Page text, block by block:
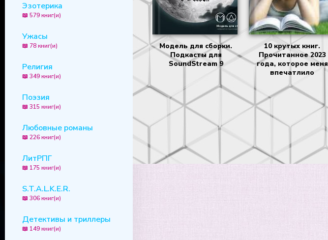
Эзотерика
📖 579 книг(и)
Ужасы
📖 78 книг(и)
Религия
📖 349 книг(и)
Поэзия
📖 315 книг(и)
Любовные романы
📖 226 книг(и)
ЛитРПГ
📖 175 книг(и)
S.T.A.L.K.E.R.
📖 306 книг(и)
Детективы и триллеры
📖 149 книг(и)
Модель для сборки.
Подкасты для
SoundStream 9
10 крутых книг.
Прочитанное 2023
года, которое меня
впечатлило